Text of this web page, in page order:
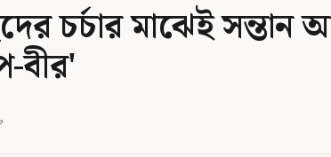
চর্চার মাঝেই
বীর'